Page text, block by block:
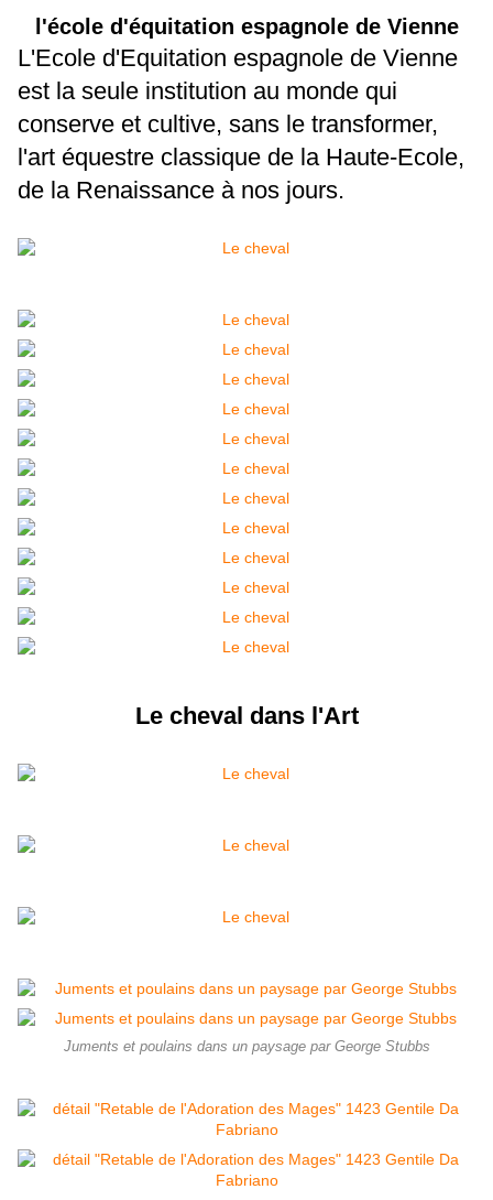
l'école d'équitation espagnole de Vienne
L'Ecole d'Equitation espagnole de Vienne
est la seule institution au monde qui
conserve et cultive, sans le transformer,
l'art équestre classique de la Haute-Ecole,
de la Renaissance à nos jours.
Le cheval dans l'Art
Juments et poulains dans un paysage par George Stubbs